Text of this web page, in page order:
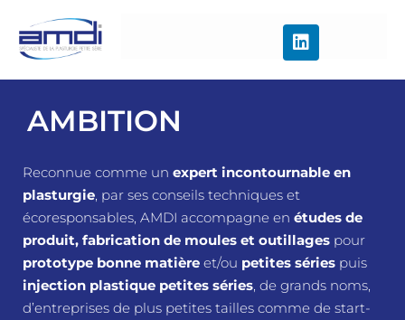
AMBITION
Reconnue comme un expert incontournable en
plasturgie, par ses conseils techniques et
écoresponsables, AMDI accompagne en études de
produit, fabrication de moules et outillages pour
prototype bonne matière et/ou petites séries puis
injection plastique petites séries, de grands noms,
d’entreprises de plus petites tailles comme de start-